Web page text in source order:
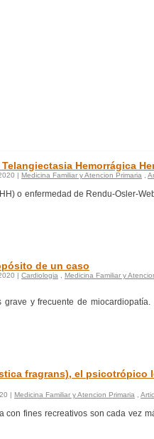
Hemorrágica
| Medicina Familiar y Atencion Primaria
o enfermedad de Rendu-Osler-
de un caso
| Cardiologia Medicina Familiar y
y frecuente de
fragrans), el
| Medicina Familiar y Atencion Primaria
con fines recreativos son cada vez